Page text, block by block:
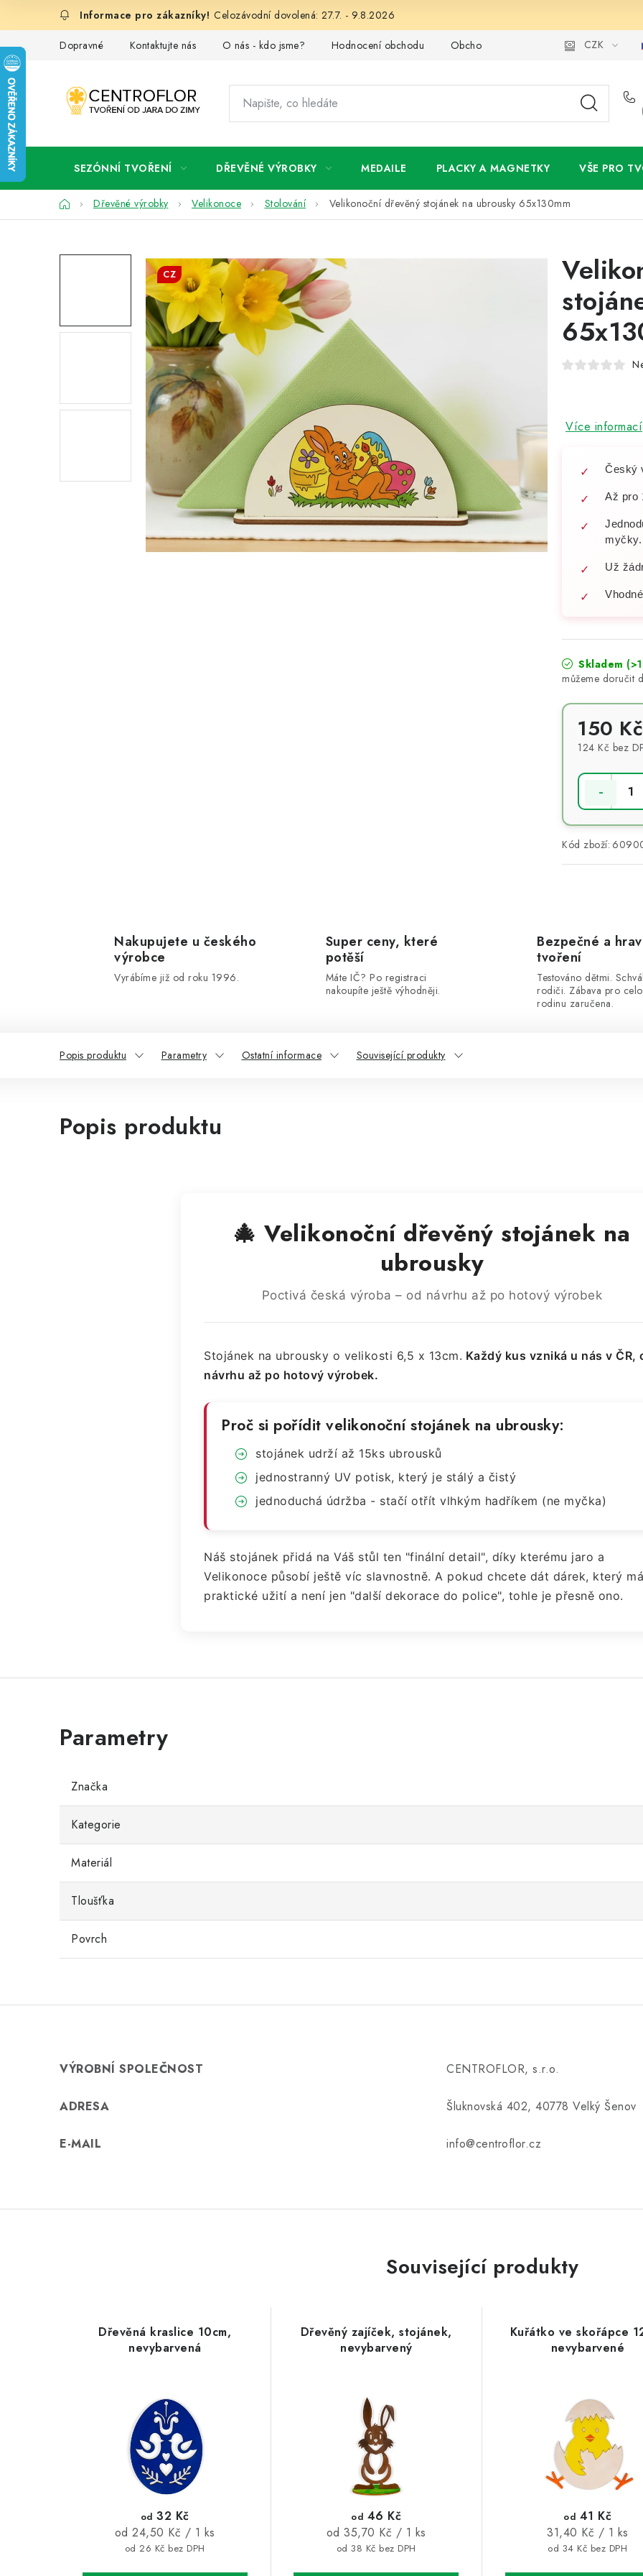
Celozávodní dovolená: 27.7. - 9.8.2026
Dopravné Kontaktujte nás O nás - kdo jsme? Hodnocení obchodu Obchodní podmínky Podmínky
CZK
SEZÓNNÍ TVOŘENÍ DŘEVĚNÉ VÝROBKY MEDAILE PLACKY A MAGNETKY VŠE PRO
DomůDřevěné výrobky Velikonoce Stolování Velikonoční dřevěný stojánek na ubrousky 65x130mm
Více informací
Český
Až pro
myčky.
Už
Skladem
150 Kč
124 Kč bez
Kód zboží:
CZ
Nakupujete u českého
výrobce
Vyrábíme již od roku 1996.
Super ceny, které
potěší
Máte IČ? Po registraci
nakoupíte ještě výhodněji.
Bezpečné a
tvoření
Testováno dětmi.
rodiči. Zábava pro
rodinu zaručena.
Popis produktu Parametry Ostatní informace Související produkty
Popis produktu
🎄 Velikonoční dřevěný stojánek na
ubrousky
Poctivá česká výroba – od návrhu až po hotový výrobek
Stojánek na ubrousky o velikosti 6,5 x 13cm. Každý kus vzniká u nás v ČR,
návrhu až po hotový výrobek.
Proč si pořídit velikonoční stojánek na ubrousky:
stojánek udrží až 15ks ubrousků
jednostranný UV potisk, který je stálý a čistý
jednoduchá údržba - stačí otřít vlhkým hadříkem (ne myčka)
Náš stojánek přidá na Váš stůl ten "finální detail", díky kterému jaro a
Velikonoce působí ještě víc slavnostně. A pokud chcete dát dárek, který má
praktické užití a není jen "další dekorace do police", tohle je přesně ono.
Značka
Kategorie
Materiál
Tloušťka
Povrch
VÝROBNÍ SPOLEČNOST CENTROFLOR, s.r.o.
ADRESA Šluknovská 402, 40778 Velký Šenov
E-MAIL info@centroflor.cz
Související produkty
Dřevěná kraslice 10cm,
nevybarvená
od 26 Kč bez DPH
od 32 Kč
Měrná
cena:
od 24,50 Kč / 1 ks
Dřevěný zajíček, stojánek,
nevybarvený
od 38 Kč bez DPH
od 46 Kč
Měrná
cena:
od 35,70 Kč / 1 ks
Kuřátko ve skořápce
nevybarvené
od 34 Kč bez DPH
od 41 Kč
Měrná
cena:
31,40 Kč / 1 ks